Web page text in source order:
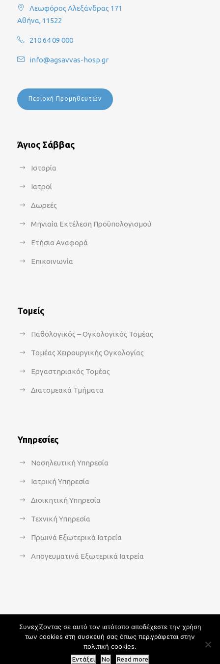
Λεωφόρος Αλεξάνδρας 171
Αθήνα, 11522
210 64 09 000
info@agsavvas-hosp.gr
Περιοχή Προμηθευτών
Άγιος Σάββας
Ιστορία
Ιατροί
Δωρεές
Μηνιαία Εκτέλεση Προϋπολογισμού
Ετήσια Αναφορά
Επικοινωνία
Τομείς
Παθολογικός – Ογκολογικός Τομέας
Τομέας Χειρουργικής Ογκολογίας
Εργαστηριακός Τομέας
Διατομεακά Τμήματα
Υπηρεσίες
Νοσηλευτική Υπηρεσία
Ιατρική Υπηρεσία
Διοικητική Υπηρεσία
Τεχνική Υπηρεσία
Πρωινά Εξωτερικά Ιατρεία
Απογευματινά Εξωτερικά Ιατρεία
Copyright 2021 - agsavvas-hosp.gr - All Rights Reserved | An
Web-Creation powered by
Συνεχίζοντας σε αυτό τον ιστότοπο αποδέχεστε την χρήση
των cookies στη συσκευή σας όπως περιγράφεται στην
πολιτική cookies.
Εντάξει No Read more